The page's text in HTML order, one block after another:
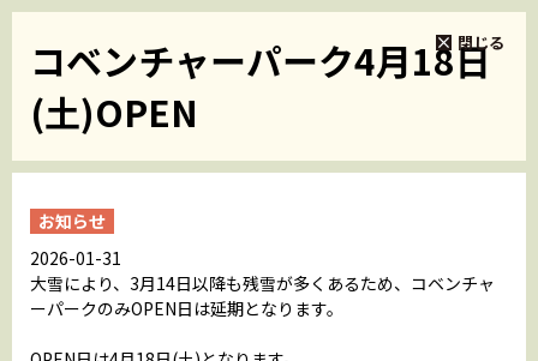
コベンチャーパーク4月18日
(土)OPEN
閉じる
お知らせ
2026-01-31
大雪により、3月14日以降も残雪が多くあるため、コベンチャ
ーパークのみOPEN日は延期となります。